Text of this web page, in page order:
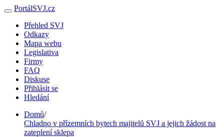
PortálSVJ.cz
Přehled SVJ
Odkazy
Mapa webu
Legislativa
Firmy
FAQ
Diskuse
Přihlásit se
Hledání
Domů/
Chladno v přízemních bytech majitelů SVJ a jejich žádost na
zateplení sklepa